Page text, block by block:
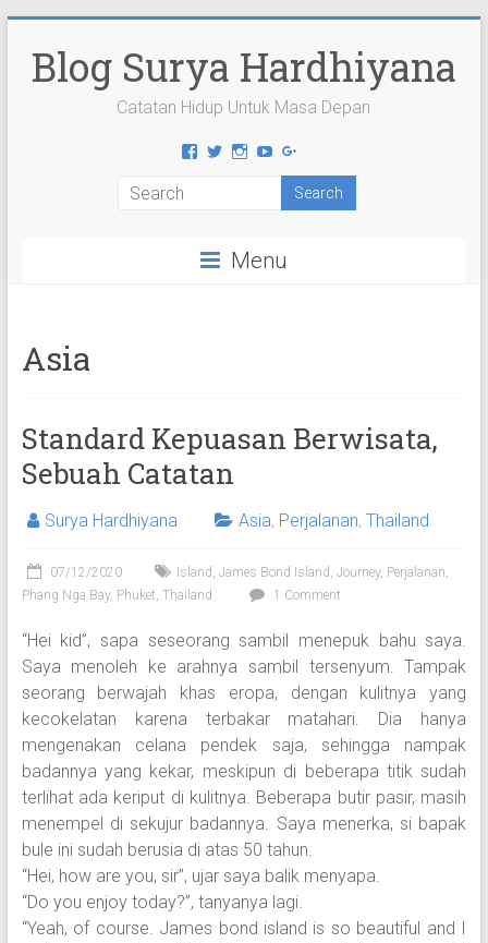
content
Blog Surya Hardhiyana
Catatan Hidup Untuk Masa Depan
ViewViewViewView
profileprofile
on
Menu
Asia
Standard Kepuasan Berwisata,
Sebuah Catatan
Surya Hardhiyana Asia, Perjalanan, Thailand
07/12/2020 Island , James Bond Island , Journey, Perjalanan,
Phang Nga Bay, Phuket, Thailand 1 Comment
“Hei kid”, sapa seseorang sambil menepuk bahu saya.
Saya menoleh ke arahnya sambil tersenyum. Tampak
seorang berwajah khas eropa, dengan kulitnya yang
kecokelatan karena terbakar matahari. Dia hanya
mengenakan celana pendek saja, sehingga nampak
badannya yang kekar, meskipun di beberapa titik sudah
terlihat ada keriput di kulitnya. Beberapa butir pasir, masih
menempel di sekujur badannya. Saya menerka, si bapak
bule ini sudah berusia di atas 50 tahun.
“Hei, how are you, sir”, ujar saya balik menyapa.
“Do you enjoy today?”, tanyanya lagi.
“Yeah, of course. James bond island is so beautiful and I